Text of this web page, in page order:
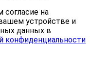
согласие на
устройстве и
данных в
конфиденциальности